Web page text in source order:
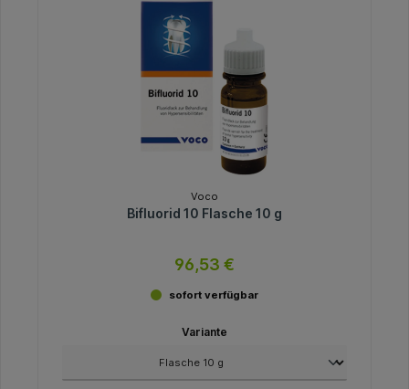
Voco
Bifluorid 10 Flasche 10 g
96,53 €
sofort verfügbar
Variante